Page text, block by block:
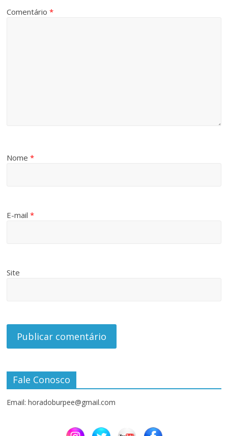
Comentário*
Nome*
E-mail*
Site
Fale Conosco
Email: horadoburpee@gmail.com